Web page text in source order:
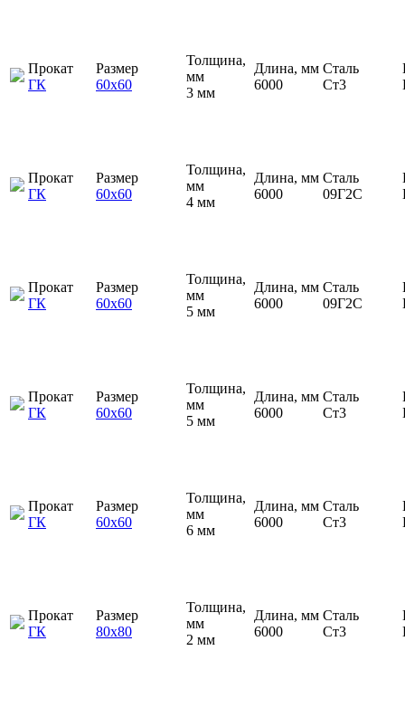
Прокат
ГК
Размер
60х60
Толщина,
мм
3 мм
Длина, мм
6000
Сталь
Ст3
Прокат
ГК
Размер
60х60
Толщина,
мм
4 мм
Длина, мм
6000
Сталь
09Г2С
Прокат
ГК
Размер
60х60
Толщина,
мм
5 мм
Длина, мм
6000
Сталь
09Г2С
Прокат
ГК
Размер
60х60
Толщина,
мм
5 мм
Длина, мм
6000
Сталь
Ст3
Прокат
ГК
Размер
60х60
Толщина,
мм
6 мм
Длина, мм
6000
Сталь
Ст3
Прокат
ГК
Размер
80х80
Толщина,
мм
2 мм
Длина, мм
6000
Сталь
Ст3